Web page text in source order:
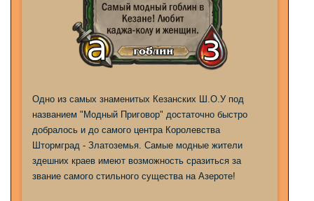
Одно из самых знаменитых Кезанских Ш.О.У под
названием "Модный Приговор" достаточно быстро
добралось и до самого центра Королевства
Штормград - Златоземья. Самые модные жители
здешних краев имеют возможность сразиться за
звание самого стильного существа на Азероте!